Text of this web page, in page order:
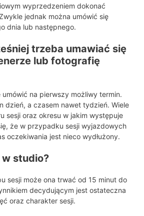
wyprzedzeniem dokonać
jednak można umówić się
dnia lub następnego.
trzeba umawiać się
lub fotografię
umówić na pierwszy możliwy termin.
dzień, a czasem nawet tydzień. Wiele
sesji oraz okresu w jakim występuje
że w przypadku sesji wyjazdowych
oczekiwania jest nieco wydłużony.
studio?
sesji może ona trwać od 15 minut do
decydującym jest ostateczna
oraz charakter sesji.